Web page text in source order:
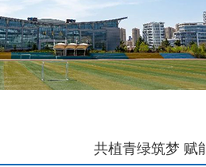
共植青绿筑梦 赋